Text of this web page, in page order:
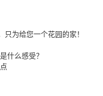
只为给您一个花园的家！
什么感受？